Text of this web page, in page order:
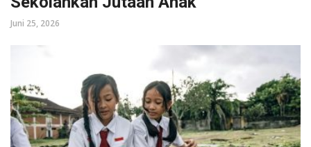
Juni 25, 2026